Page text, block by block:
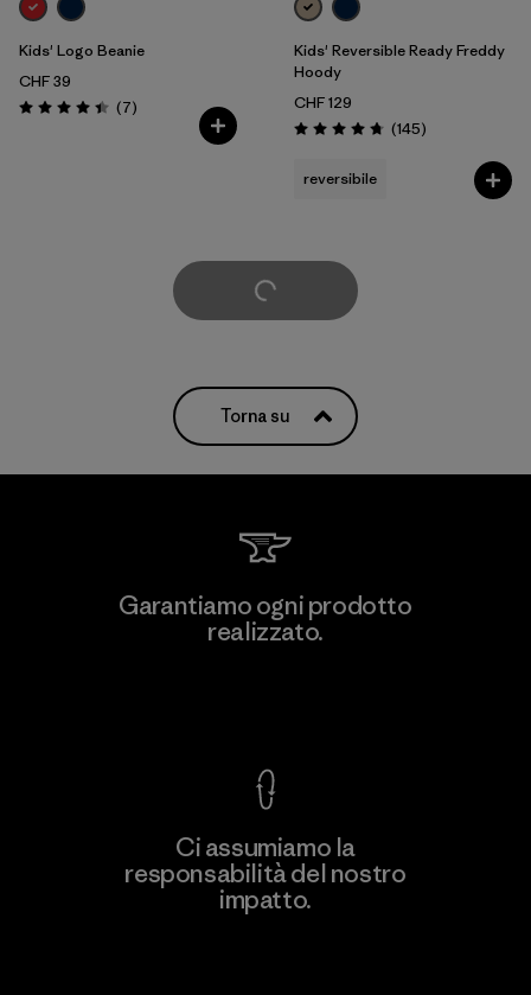
Kids' Logo Beanie
CHF 39
Valutazione: 4.4 / 5
(7Recensioni
)
Kids' Reversible Ready Freddy
Hoody
CHF 129
Valutazione: 4.7 / 5
(145Recensioni
)
reversibile
Carica di più
Torna su
Garantiamo ogni prodotto
realizzato.
Ci assumiamo la
responsabilità del nostro
impatto.